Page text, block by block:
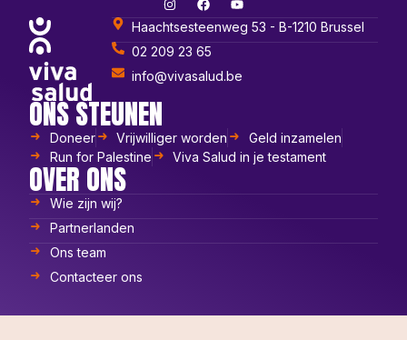
Haachtsesteenweg 53 - B-1210 Brussel
02 209 23 65
info@vivasalud.be
ONS STEUNEN
Doneer Vrijwilliger worden
Geld inzamelen
Run for Palestine
Viva Salud in je testament
OVER ONS
Wie zijn wij?
Partnerlanden
Ons team
Contacteer ons